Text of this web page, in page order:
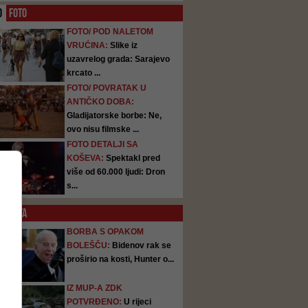
FOTO
FOTO/ POD NALETOM
VRUĆINA: Slike iz
uzavrelog grada: Sarajevo
krcato ...
FOTO/ POVRATAK U
ANTIČKO DOBA:
Gladijatorske borbe: Ne,
ovo nisu filmske ...
FOTO DETALJI SA
KOŠEVA: Spektakl pred
više od 60.000 ljudi: Dron
s...
SATA
BORBA S OPAKOM
BOLEŠČU: Bidenov rak se
proširio na kosti, Hunter o...
IZ MUP-A ZDK
POTVRĐENO: U rijeci